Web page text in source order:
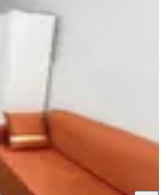
HÜSEYİN ERYILMAZ